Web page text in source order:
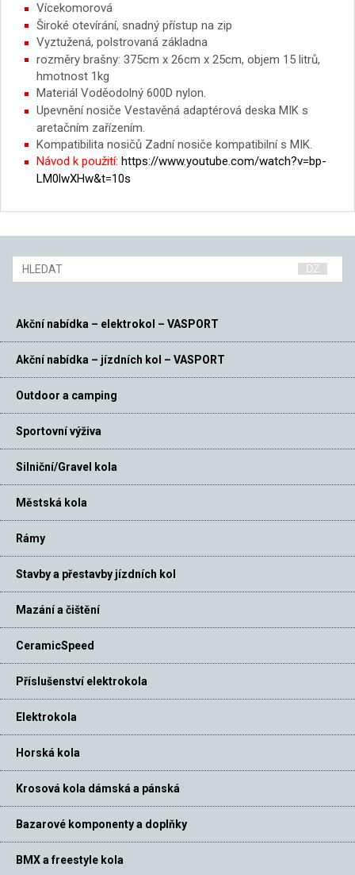
Vícekomorová
Široké otevírání, snadný přístup na zip
Vyztužená, polstrovaná základna
rozměry brašny: 375cm x 26cm x 25cm, objem 15 litrů,
hmotnost 1kg
Materiál Voděodolný 600D nylon.
Upevnění nosiče Vestavěná adaptérová deska MIK s
aretačním zařízením.
Kompatibilita nosičů Zadní nosiče kompatibilní s MIK.
Návod k použití: https://www.youtube.com/watch?v=bp-
LM0lwXHw&t=10s
Akční nabídka – elektrokol – VASPORT
Akční nabídka – jízdních kol – VASPORT
Outdoor a camping
Sportovní výživa
Silniční/Gravel kola
Městská kola
Rámy
Stavby a přestavby jízdních kol
Mazání a čištění
CeramicSpeed
Příslušenství elektrokola
Elektrokola
Horská kola
Krosová kola dámská a pánská
Bazarové komponenty a doplňky
BMX a freestyle kola